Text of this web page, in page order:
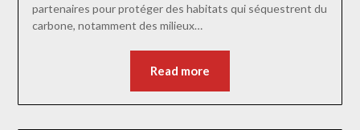
partenaires pour protéger des habitats qui séquestrent du
carbone, notamment des milieux…
Read more